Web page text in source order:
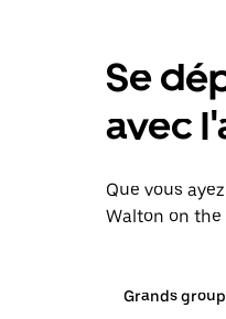
Se
avec
Que vous
Walton on the
Grands